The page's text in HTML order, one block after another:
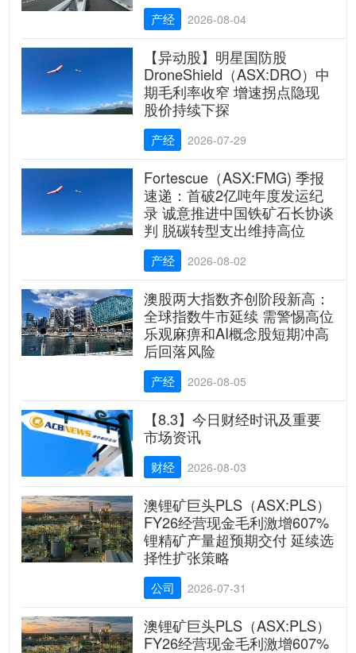
产经 2026-08-04
【异动股】明星国防股
DroneShield（ASX:DRO）中
期毛利率收窄 增速拐点隐现
股价持续下探
产经 2026-07-29
Fortescue（ASX:FMG) 季报
速递：首破2亿吨年度发运纪
录 诚意推进中国铁矿石长协谈
判 脱碳转型支出维持高位
产经 2026-08-02
澳股两大指数齐创阶段新高：
全球指数牛市延续 需警惕高位
乐观麻痹和AI概念股短期冲高
后回落风险
产经 2026-08-05
【8.3】今日财经时讯及重要
市场资讯
财经 2026-08-03
澳锂矿巨头PLS（ASX:PLS）
FY26经营现金毛利激增607%
锂精矿产量超预期交付 延续选
择性扩张策略
公司 2026-07-31
澳锂矿巨头PLS（ASX:PLS）
FY26经营现金毛利激增607%